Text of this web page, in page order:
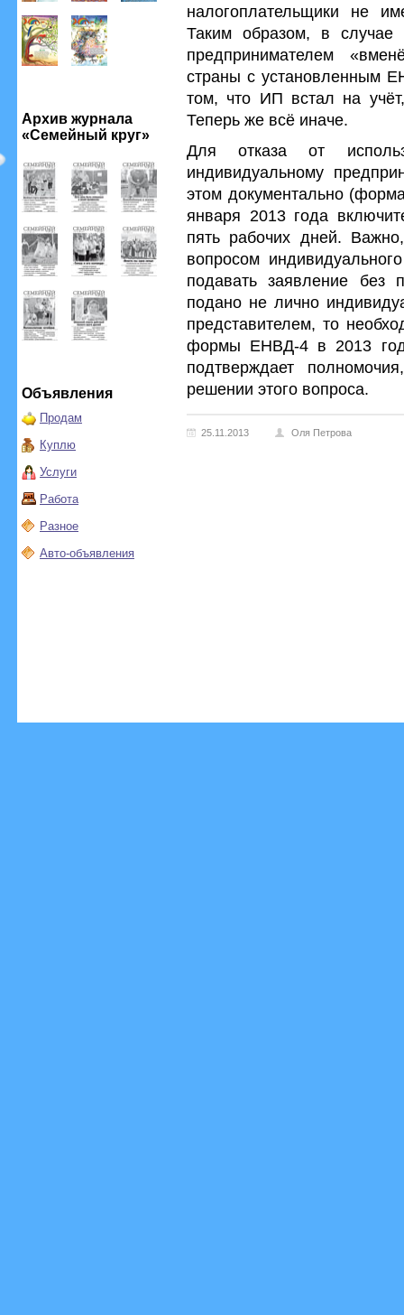
Архив журнала
«Семейный круг»
Объявления
Продам
Куплю
Услуги
Работа
Разное
Авто-объявления
налогоплательщики не
Таким образом, в случае
предпринимателем
страны с установленным
том, что ИП встал на
Теперь же всё иначе.
Для отказа от
индивидуальному
этом документально
января 2013 года
пять рабочих дней.
вопросом
подавать заявление без
подано не лично
представителем, то
формы ЕНВД-4 в 2013
подтверждает
решении этого вопроса.
25.11.2013 Оля Петрова